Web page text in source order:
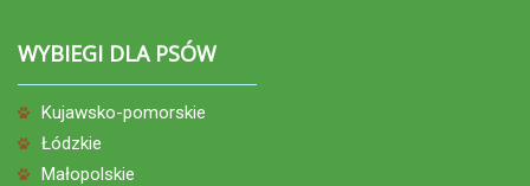
WYBIEGI DLA PSÓW
Kujawsko-pomorskie
Łódzkie
Małopolskie